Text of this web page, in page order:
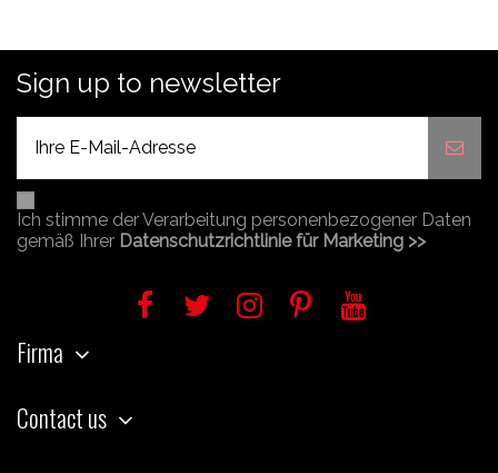
Sign up to newsletter
Ich stimme der Verarbeitung personenbezogener Daten
gemäß Ihrer Datenschutzrichtlinie für Marketing >>
Firma
Contact us